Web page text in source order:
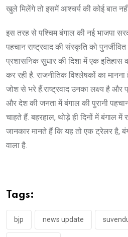
खुले मिलेंगे तो इसमें आश्चर्य की कोई बात नहीं
इस तरह से पश्चिम बंगाल की नई भाजपा
पहचान राष्ट्रवाद की संस्कृति को
प्रशासनिक सुधार की दिशा में एक
कर रही है. राजनीतिक विश्लेषकों का
जोश से भरे हैं.राष्ट्रवाद उनका लक्ष्य है और
और देश की जनता में बंगाल की पुरानी
चाहते हैं. बहरहाल, थोड़े ही दिनों में बंगाल में
जानकार मानते हैं कि यह तो एक ट्रेलर है,
वाला है.
Tags:
bjp news update